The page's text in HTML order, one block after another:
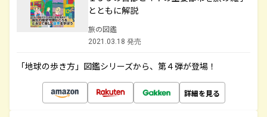
とともに解説
旅の図鑑
2021.03.18 発売
「地球の歩き方」図鑑シリーズから、第４弾が登場！
詳細を見る